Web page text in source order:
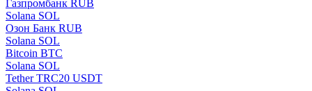
Газпромбанк RUB
Solana SOL
Озон Банк RUB
Solana SOL
Bitcoin BTC
Solana SOL
Tether TRC20 USDT